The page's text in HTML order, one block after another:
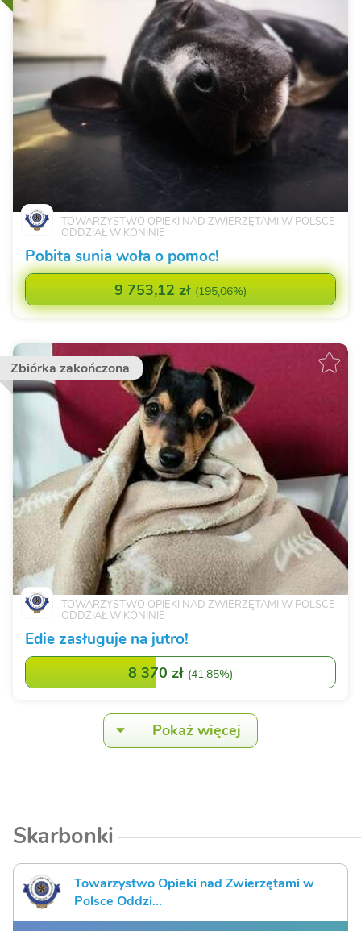
TOWARZYSTWO OPIEKI NAD ZWIERZĘTAMI W POLSCE
ODDZIAŁ W KONINIE
Pobita sunia woła o pomoc!
9 753,12 zł (195,06%)
Zbiórka zakończona
TOWARZYSTWO OPIEKI NAD ZWIERZĘTAMI W POLSCE
ODDZIAŁ W KONINIE
Edie zasługuje na jutro!
8 370 zł (41,85%)
Pokaż więcej
Skarbonki
Towarzystwo Opieki nad Zwierzętami w
Polsce Oddzi...